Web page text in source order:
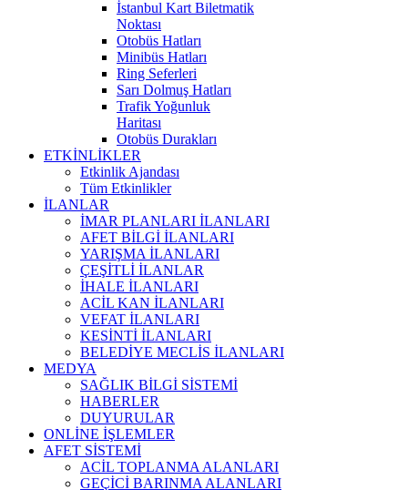
İstanbul Kart Biletmatik
Noktası
Otobüs Hatları
Minibüs Hatları
Ring Seferleri
Sarı Dolmuş Hatları
Trafik Yoğunluk
Haritası
Otobüs Durakları
ETKİNLİKLER
Etkinlik Ajandası
Tüm Etkinlikler
İLANLAR
İMAR PLANLARI İLANLARI
AFET BİLGİ İLANLARI
YARIŞMA İLANLARI
ÇEŞİTLİ İLANLAR
İHALE İLANLARI
ACİL KAN İLANLARI
VEFAT İLANLARI
KESİNTİ İLANLARI
BELEDİYE MECLİS İLANLARI
MEDYA
SAĞLIK BİLGİ SİSTEMİ
HABERLER
DUYURULAR
ONLİNE İŞLEMLER
AFET SİSTEMİ
ACİL TOPLANMA ALANLARI
GEÇİCİ BARINMA ALANLARI